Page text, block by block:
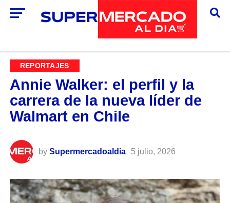
REPORTAJES
Annie Walker: el perfil y la
carrera de la nueva líder de
Walmart en Chile
by Supermercadoaldia 5 julio, 2026